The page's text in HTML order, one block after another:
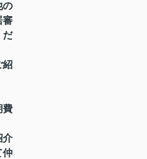
の
審
だ
紹
費
介
仲